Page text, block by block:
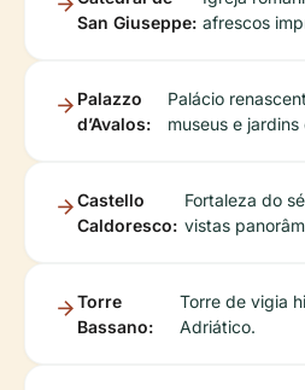
San Giuseppe: afrescos
Palazzo
d’Avalos:
Palácio
museus e
Castello
Caldoresco:
Fortaleza do
vistas
Torre
Bassano:
Torre de vigia
Adriático.